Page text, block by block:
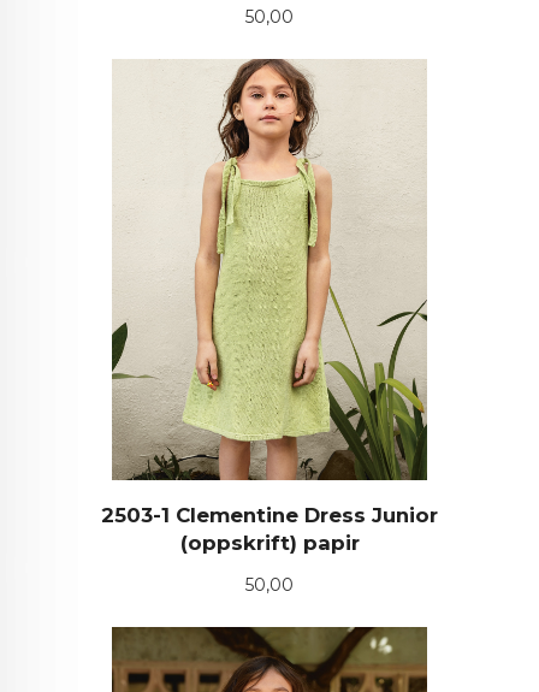
Pris
50,00
2503-1 Clementine Dress Junior
(oppskrift) papir
Pris
50,00